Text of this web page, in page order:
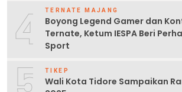
4 TERNATE MAJANG
Boyong Legend Gamer dan
Ternate, Ketum IESPA Beri
Sport
TIKEP
Wali Kota Tidore Sampaikan